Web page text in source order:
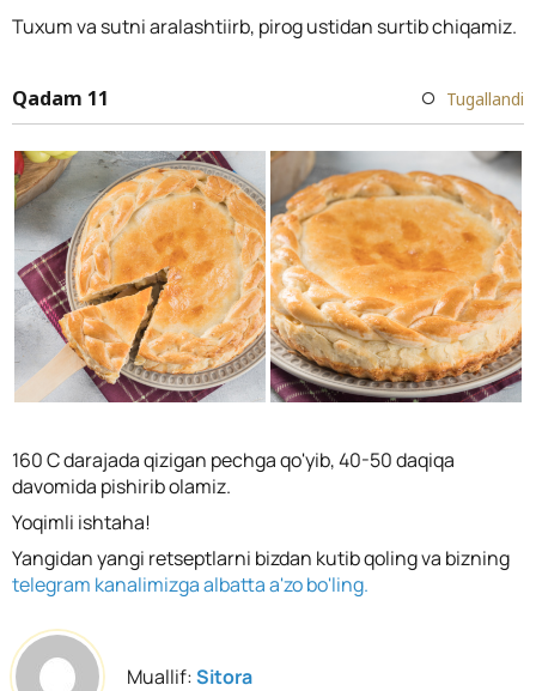
Tuxum va sutni aralashtiirb, pirog ustidan surtib chiqamiz.
Qadam 11 Tugallandi
160 C darajada qizigan pechga qo'yib, 40-50 daqiqa
davomida pishirib olamiz.
Yoqimli ishtaha!
Yangidan yangi retseptlarni bizdan kutib qoling va bizning
telegram kanalimizga albatta a'zo bo'ling.
Muallif:Sitora